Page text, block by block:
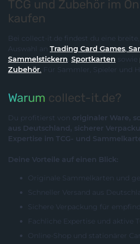
TCG und Zubehör im
kaufen
Bei collect-it.de findest du eine
Auswahl an
Trading Card Games,
Sammelstickern, Sportkarten sowie
Zubehör. Für Sammler, Spieler und
Warum collect-it.de?
Du profitierst von originaler Ware,
aus Deutschland, sicherer
Expertise im TCG- und
Deine Vorteile auf einen Blick:
Originale Sammelkarten und
Schneller Versand aus
Sichere Verpackung für
Fachliche Expertise und aktive
Online-Shop und stationärer